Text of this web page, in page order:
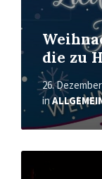
die zu
26.
in
Mehr
erfahren